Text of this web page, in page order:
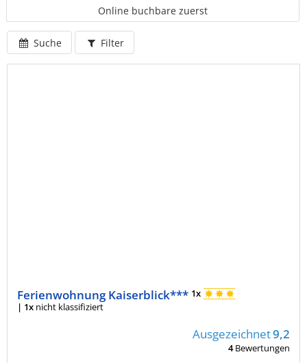
Online buchbare zuerst
Suche Filter
Ferienwohnung Kaiserblick*** 1x
| 1x nicht klassifiziert
Ausgezeichnet9,2
4Bewertungen